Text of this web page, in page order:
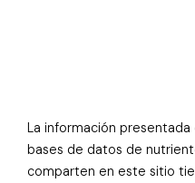
La información
bases de datos de
comparten en este sitio